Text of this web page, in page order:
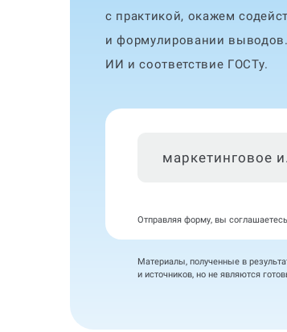
с практикой, окажем
и формулировании
ИИ и соответствие ГОСТу.
Отправляя форму, вы
Материалы, полученные в
и источников, но не являются